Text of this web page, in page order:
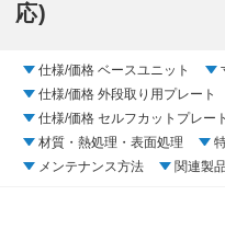
応)
仕様/価格 ベースユニット
仕様/価格 外段取り用プレート
仕様/価格 セルフカットプレート
材質・熱処理・表面処理
メンテナンス方法
関連製品